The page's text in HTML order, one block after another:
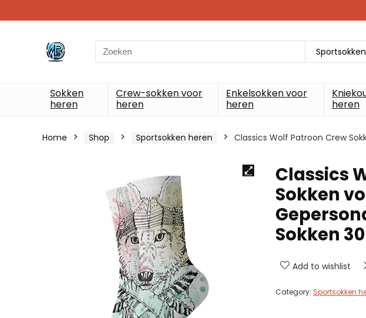
Search
for:
Sokken
heren
Crew-sokken voor
heren
Enkelsokken voor
heren
heren
Home Shop Sportsokken heren Classics Wolf Patroon Crew
Classics
Sokken
Sokken
Add to wishlist
Category: Sportsokken